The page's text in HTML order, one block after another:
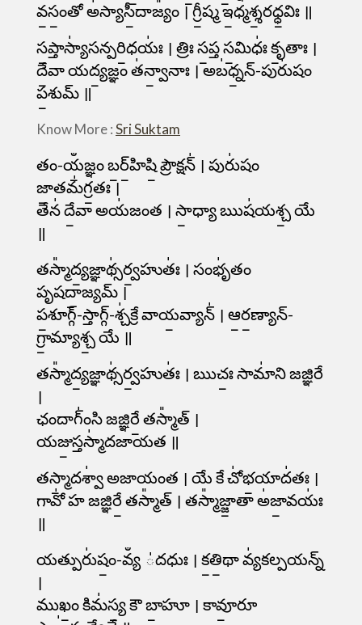
వ॒సం॒తో అ॑స్యాసీ॒దాజ్యం᳚ । గ్రీ॒ష్మ ఇ॒ధ్మశ్శ॒రధ్ధ॒విః ॥
స॒ప్తాస్యా॑సన్పరి॒ధయః॑ । త్రిః స॒ప్త స॒మిధః॑ కృ॒తాః ।
దే॒వా యద్య॒జ్ఞం త॑న్వా॒నాః । అబ॑ధ్న॒న్-పురు॑షం
ప॒శుమ్ ॥
Know More :Sri Suktam
తం-యఀ॒జ్ఞం బ॒ర్॒హిషి॒ ప్రౌక్షన్॑ । పురు॑షం
జా॒తమ॑గ్ర॒తః ।
తేన॑ దే॒వా అయ॑జంత । సా॒ధ్యా ఋష॑యశ్చ॒ యే
॥
తస్మా᳚ద్య॒జ్ఞాథ్స॑ర్వ॒హుతః॑ । సంభృ॑తం
పృషదా॒జ్యమ్ ।
ప॒శూగ్గ్-స్తాగ్గ్-శ్చ॑క్రే వాయ॒వ్యాన్॑ । ఆ॒ర॒ణ్యాన్-
గ్రా॒మ్యాశ్చ॒ యే ॥
తస్మా᳚ద్య॒జ్ఞాథ్స॑ర్వ॒హుతః॑ । ఋచః॒ సామా॑ని జజ్ఞిరే
।
ఛందాగ్ం॑సి జజ్ఞిరే॒ తస్మా᳚త్ ।
యజు॒స్తస్మా॑దజాయత ॥
తస్మా॒దశ్వా॑ అజాయంత । యే కే చో॑భ॒యాద॑తః ।
గావో॑ హ జజ్ఞిరే॒ తస్మా᳚త్ । తస్మా᳚జ్జా॒తా అ॑జా॒వయః॑
॥
యత్పురు॑షం॒-వ్యఀ ॑దధుః । క॒తి॒థా వ్య॑కల్పయన్న్
।
ముఖం॒ కిమ॑స్య॒ కౌ బా॒హూ । కావూ॒రూ